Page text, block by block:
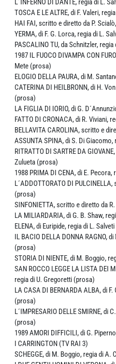
L´INFERNO DI DANTE, regia di L.
TOSCA E LE ALTRE, di F. Valeri,
HAI FAI, scritto e diretto da P.
YERMA, di F. G. Lorca, regia di L.
PASCALINO TU, da Schnitzler,
1987 IL FUOCO DIVAMPA CON
Mete (prosa)
ELOGIO DELLA PAURA, di M.
CATERINA DI HEILBRONN, di H.
(prosa)
LA FIGLIA DI IORIO, di G.
FATTO DI CRONACA, di R. Viviani,
BELLAVITA CAROLINA, scritto e
ASSUNTA SPINA, di S. Di
RITRATTO DI SARTRE DA
Zulueta (prosa)
1988 PRIMA DI CENA, di E.
L´ADDOTTORATO DI
(prosa)
SINFONIETTA, scritto e diretto da
LA MILIARDARIA, di G. B. Shaw,
ELENA, di Euripide, regia di L.
IL BACIO DELLA DONNA RAGNO,
(prosa)
STORIA DI NIENTE, di M. Boggio,
SAN ROCCO LEGGE LA LISTA DEI
regia di U. Gregoretti (prosa)
LA CASA DI BERNARDA ALBA, di
(prosa)
L´IMPRESARIO DELLE SMIRNE, di
(prosa)
1989 AMORI DIFFICILI, di G.
I CARRINGTON (TV RAI 3)
SCHEGGE, di M. Boggio, regia di A.